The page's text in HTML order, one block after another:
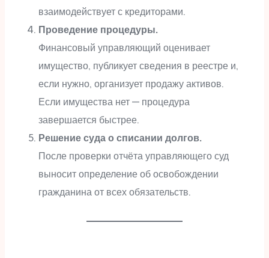
взаимодействует с кредиторами.
Проведение процедуры.
Финансовый управляющий оценивает
имущество, публикует сведения в реестре и,
если нужно, организует продажу активов.
Если имущества нет — процедура
завершается быстрее.
Решение суда о списании долгов.
После проверки отчёта управляющего суд
выносит определение об освобождении
гражданина от всех обязательств.